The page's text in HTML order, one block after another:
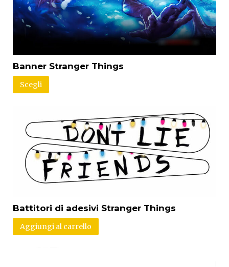
Banner Stranger Things
Scegli
Battitori di adesivi Stranger Things
Aggiungi al carrello